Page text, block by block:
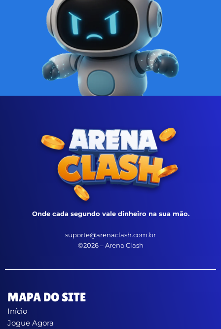
Onde cada segundo vale dinheiro na sua mão.
suporte@arenaclash.com.br
©2026 – Arena Clash
MAPA DO SITE
Início
Jogue Agora